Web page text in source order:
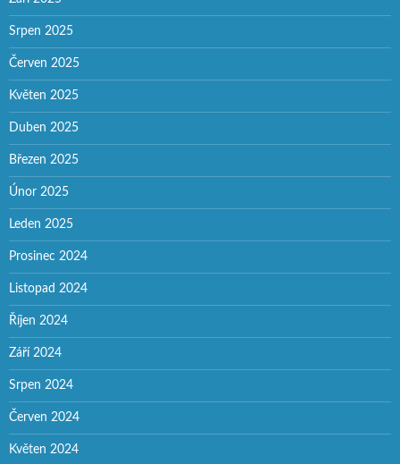
Srpen 2025
Červen 2025
Květen 2025
Duben 2025
Březen 2025
Únor 2025
Leden 2025
Prosinec 2024
Listopad 2024
Říjen 2024
Září 2024
Srpen 2024
Červen 2024
Květen 2024